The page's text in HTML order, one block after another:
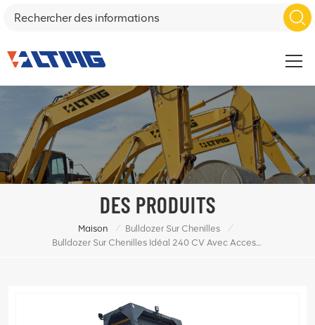
DES PRODUITS
Maison / Bulldozer Sur Chenilles
/
Bulldozer Sur Chenilles Idéal 240 CV Avec Accessoire En Option